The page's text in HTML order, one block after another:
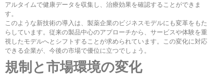
アルタイムで健康データを収集し、治療効果を確認することができま
す。
このような新技術の導入は、製薬企業のビジネスモデルにも変革をもた
らしています。従来の製品中心のアプローチから、サービスや体験を重
視したモデルへとシフトすることが求められています。この変化に対応
できる企業が、今後の市場で優位に立つでしょう。
規制と市場環境の変化